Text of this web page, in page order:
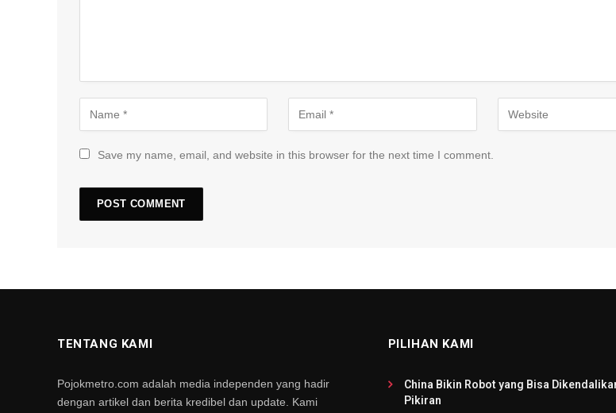
Save my name, email, and website in this browser for the next time I comment.
TENTANG KAMI
Pojokmetro.com adalah media independen yang hadir
dengan artikel dan berita kredibel dan update. Kami
PILIHAN KAMI
China Bikin Robot yang Bisa
Pikiran